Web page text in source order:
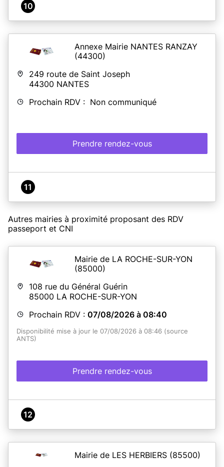
10
Annexe Mairie NANTES RANZAY
(44300)
249 route de Saint Joseph
44300 NANTES
Prochain RDV : Non communiqué
Prendre rendez-vous
11
Autres mairies à proximité proposant des RDV
passeport et CNI
Mairie de LA ROCHE-SUR-YON
(85000)
108 rue du Général Guérin
85000 LA ROCHE-SUR-YON
Prochain RDV : 07/08/2026 à 08:40
Disponibilité mise à jour le 07/08/2026 à 08:46 (source
ANTS)
Prendre rendez-vous
12
Mairie de LES HERBIERS (85500)